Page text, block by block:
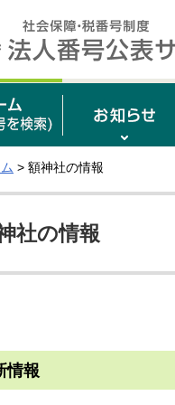
> 額神社の情報
社の情報
情報